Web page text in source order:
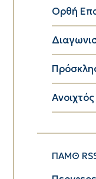
Ορθή
ΠΑΜΘ